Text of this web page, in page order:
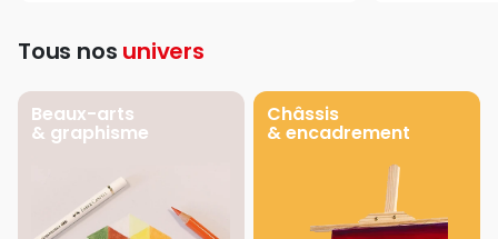
Tous nos univers
Beaux-arts
& graphisme
Châssis
& encadrement